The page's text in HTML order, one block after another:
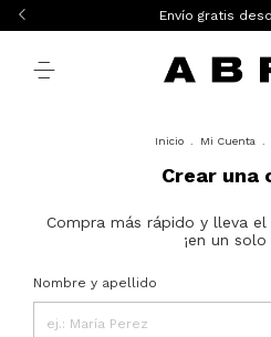
Envío gratis
Inicio Mi Cuenta
Crear una
Compra más rápido y lleva
¡en un
Nombre y apellido